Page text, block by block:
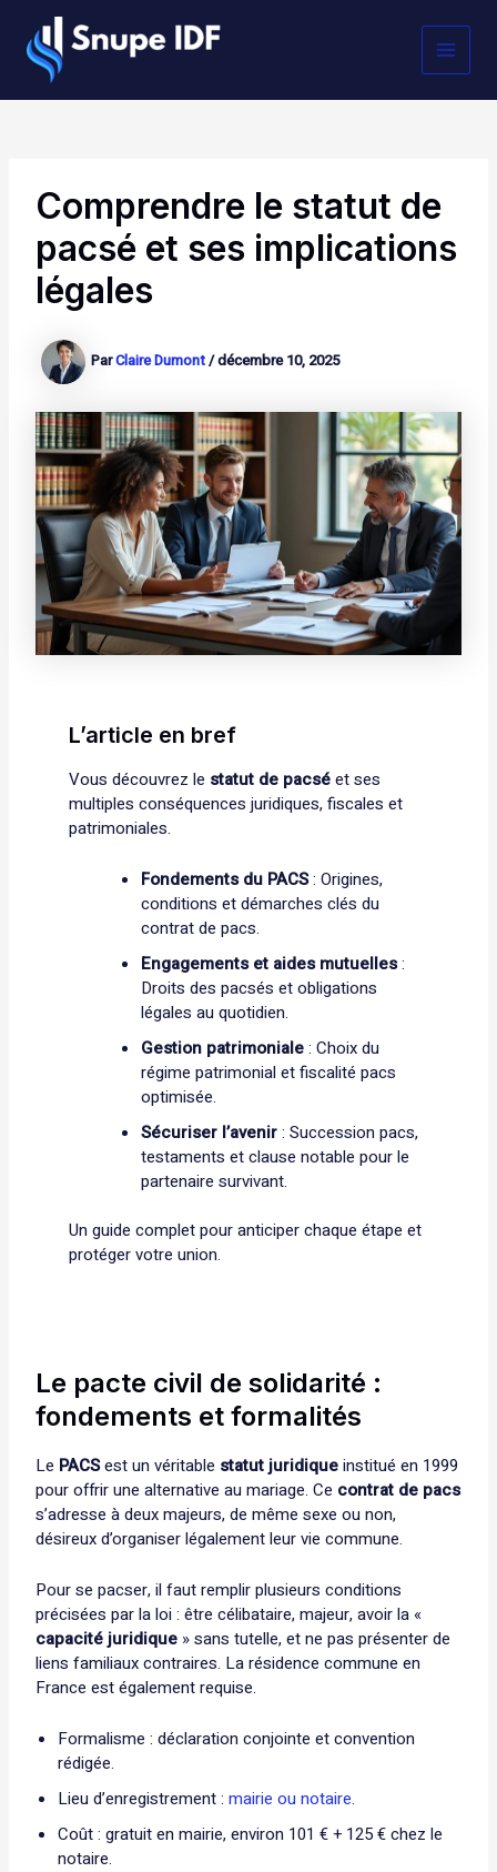
contenu
Comprendre le statut de
pacsé et ses implications
légales
ParClaire Dumont/décembre 10, 2025
L’article en bref
Vous découvrez le statut de pacséet ses
multiples conséquences juridiques, fiscales et
patrimoniales.
Fondements du PACS: Origines,
conditions et démarches clés du
contrat de pacs.
Engagements et aides mutuelles:
Droits des pacsés et obligations
légales au quotidien.
Gestion patrimoniale: Choix du
régime patrimonial et fiscalité pacs
optimisée.
Sécuriser l’avenir: Succession pacs,
testaments et clause notable pour le
partenaire survivant.
Un guide complet pour anticiper chaque étape et
protéger votre union.
Le pacte civil de solidarité :
fondements et formalités
Le PACSest un véritable statut juridiqueinstitué en 1999
pour offrir une alternative au mariage. Ce contrat de pacs
s’adresse à deux majeurs, de même sexe ou non,
désireux d’organiser légalement leur vie commune.
Pour se pacser, il faut remplir plusieurs conditions
précisées par la loi : être célibataire, majeur, avoir la «
capacité juridique » sans tutelle, et ne pas présenter de
liens familiaux contraires. La résidence commune en
France est également requise.
Formalisme : déclaration conjointe et convention
rédigée.
Lieu d’enregistrement :mairie ou notaire.
Coût : gratuit en mairie, environ 101 € + 125 € chez le
notaire.